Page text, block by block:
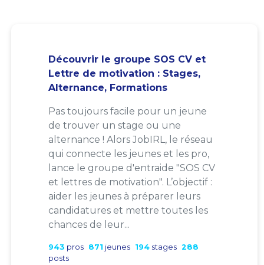
Découvrir le groupe SOS CV et
Lettre de motivation : Stages,
Alternance, Formations
Pas toujours facile pour un jeune
de trouver un stage ou une
alternance ! Alors JobIRL, le réseau
qui connecte les jeunes et les pro,
lance le groupe d'entraide "SOS CV
et lettres de motivation". L’objectif :
aider les jeunes à préparer leurs
candidatures et mettre toutes les
chances de leur...
943 pros 871 jeunes 194 stages 288
posts